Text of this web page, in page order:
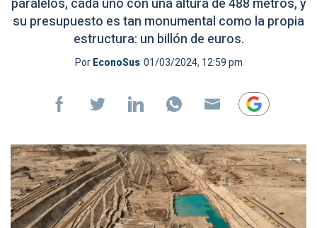
paralelos, cada uno con una altura de 488 metros, y
su presupuesto es tan monumental como la propia
estructura: un billón de euros.
PorEconoSus 01/03/2024, 12:59 pm